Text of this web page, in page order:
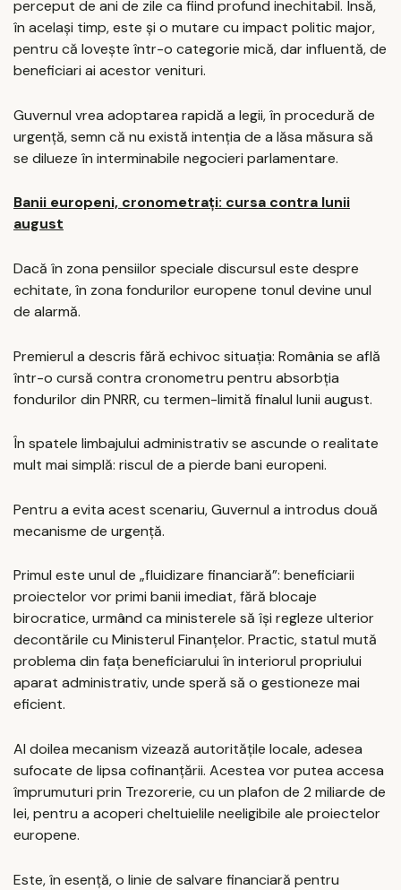
perceput de ani de zile ca fiind profund inechitabil. Însă,
în același timp, este și o mutare cu impact politic major,
pentru că lovește într-o categorie mică, dar influentă, de
beneficiari ai acestor venituri.
Guvernul vrea adoptarea rapidă a legii, în procedură de
urgență, semn că nu există intenția de a lăsa măsura să
se dilueze în interminabile negocieri parlamentare.
Banii europeni, cronometrați: cursa contra lunii
august
Dacă în zona pensiilor speciale discursul este despre
echitate, în zona fondurilor europene tonul devine unul
de alarmă.
Premierul a descris fără echivoc situația: România se află
într-o cursă contra cronometru pentru absorbția
fondurilor din PNRR, cu termen-limită finalul lunii august.
În spatele limbajului administrativ se ascunde o realitate
mult mai simplă: riscul de a pierde bani europeni.
Pentru a evita acest scenariu, Guvernul a introdus două
mecanisme de urgență.
Primul este unul de „fluidizare financiară”: beneficiarii
proiectelor vor primi banii imediat, fără blocaje
birocratice, urmând ca ministerele să își regleze ulterior
decontările cu Ministerul Finanțelor. Practic, statul mută
problema din fața beneficiarului în interiorul propriului
aparat administrativ, unde speră să o gestioneze mai
eficient.
Al doilea mecanism vizează autoritățile locale, adesea
sufocate de lipsa cofinanțării. Acestea vor putea accesa
împrumuturi prin Trezorerie, cu un plafon de 2 miliarde de
lei, pentru a acoperi cheltuielile neeligibile ale proiectelor
europene.
Este, în esență, o linie de salvare financiară pentru